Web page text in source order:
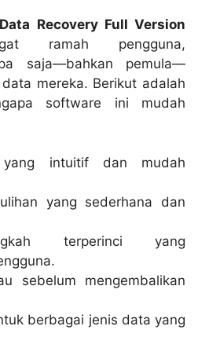
Recovery Full Version
ramah pengguna,
saja—bahkan pemula—
mereka. Berikut adalah
software ini mudah
yang intuitif dan mudah
yang sederhana dan
terperinci yang
sebelum mengembalikan
berbagai jenis data yang